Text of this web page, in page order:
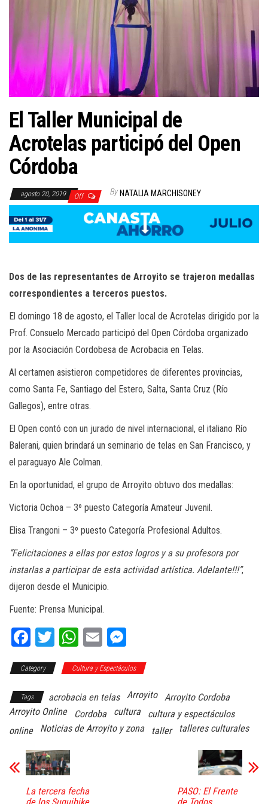
El Taller Municipal de
Acrotelas participó del Open
Córdoba
agosto 20, 2019 Off By NATALIA MARCHISONEY
Dos de las representantes de Arroyito se trajeron medallas
correspondientes a terceros puestos.
El domingo 18 de agosto, el Taller local de Acrotelas dirigido por la
Prof. Consuelo Mercado participó del Open Córdoba organizado
por la Asociación Cordobesa de Acrobacia en Telas.
Al certamen asistieron competidores de diferentes provincias,
como Santa Fe, Santiago del Estero, Salta, Santa Cruz (Río
Gallegos), entre otras.
El Open contó con un jurado de nivel internacional, el italiano Río
Balerani, quien brindará un seminario de telas en San Francisco, y
el paraguayo Ale Colman.
En la oportunidad, el grupo de Arroyito obtuvo dos medallas:
Victoria Ochoa – 3º puesto Categoría Amateur Juvenil.
Elisa Trangoni – 3º puesto Categoría Profesional Adultos.
“Felicitaciones a ellas por estos logros y a su profesora por
instarlas a participar de esta actividad artística. Adelante!!!”,
dijeron desde el Municipio.
Fuente: Prensa Municipal.
Fa
ce
bo
ok
T
wi
tt
er
W
ha
ts
A
pp
E
m
ail
es
se
ng
er
Category Cultura y Espectáculos
Tags acrobacia en telas Arroyito
Arroyito Cordoba
Arroyito Online
Cordoba cultura
cultura y espectáculos
online
Noticias de Arroyito y zona taller talleres culturales
La tercera fecha
PASO: El Frente